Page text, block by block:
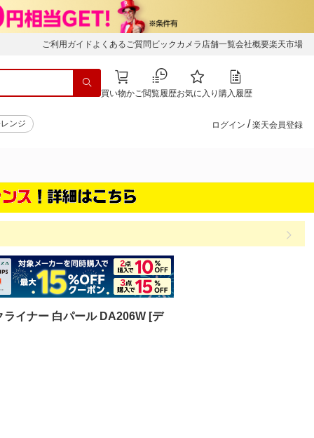
ご利用ガイド よくあるご質問 ビックカメラ店舗一覧会社概要楽天市場
買い物かご閲覧履歴お気に入り 購入履歴
ンジ ログイン / 楽天会員登録
イナー 白パール DA206W [デ